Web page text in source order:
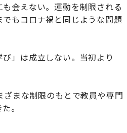
会えない。運動を制限される
もコロナ禍と同じような問題
」は成立しない。当初より
まな制限のもとで教員や専門
。